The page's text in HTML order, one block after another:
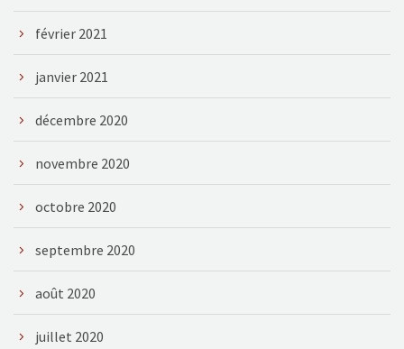
février 2021
janvier 2021
décembre 2020
novembre 2020
octobre 2020
septembre 2020
août 2020
juillet 2020